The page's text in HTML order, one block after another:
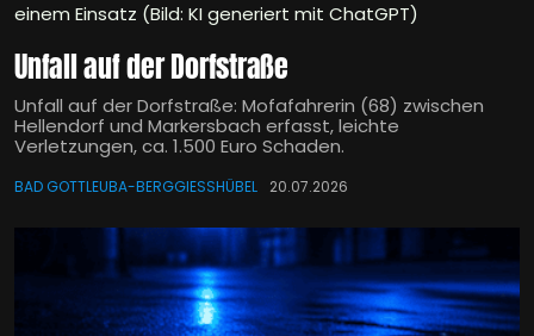
einem Einsatz (Bild: KI generiert mit ChatGPT)
Unfall auf der Dorfstraße
Unfall auf der Dorfstraße: Mofafahrerin (68) zwischen
Hellendorf und Markersbach erfasst, leichte
Verletzungen, ca. 1.500 Euro Schaden.
BAD GOTTLEUBA-BERGGIESSHÜBEL 20.07.2026